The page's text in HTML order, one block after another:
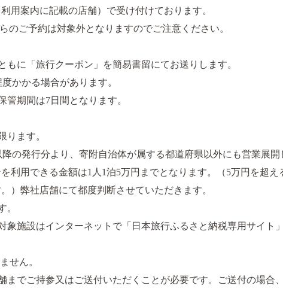
用案内に記載の店舗）で受け付けております。
ご予約は対象外となりますのでご注意ください。
に「旅行クーポン」を簡易書留にてお送りします。
かかる場合があります。
期間は7日間となります。
ります。
の発行分より、寄附自治体が属する都道府県以外にも営業展開
利用できる金額は1人1泊5万円までとなります。（5万円を超え
）弊社店舗にて都度判断させていただきます。
。
象施設はインターネットで「日本旅行ふるさと納税専用サイト
せん。
までご持参又はご送付いただくことが必要です。ご送付の場合